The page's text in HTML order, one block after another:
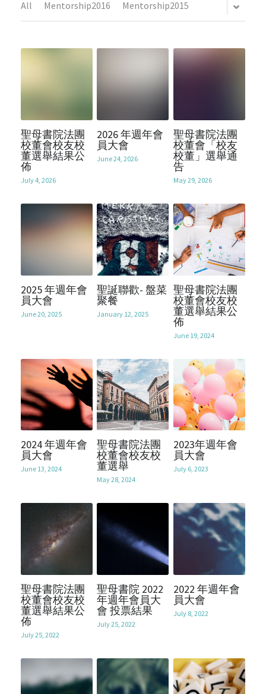
Alumni Foundation
2021
2017
2014
2013
Support Us
Contact Us
Submit
All Mentorship2016 Mentorship2015
聖母書院法團
校董會校友校
董選舉結果公
佈
July 4, 2026
2026 年週年會
員大會
June 24, 2026
聖母書院法團
校董會「校友
校董」選舉通
告
May 29, 2026
2025 年週年會
員大會
June 20, 2025
聖誕聯歡- 盤菜
聚餐
January 12, 2025
聖母書院法團
校董會校友校
董選舉結果公
佈
June 19, 2024
2024 年週年會
員大會
June 13, 2024
聖母書院法團
校董會校友校
董選舉
May 28, 2024
2023年週年會
員大會
July 6, 2023
聖母書院法團
校董會校友校
董選舉結果公
佈
July 25, 2022
聖母書院 2022
年週年會員大
會 投票結果
July 25, 2022
2022 年週年會
員大會
July 8, 2022
Mentorship2018
Mentorship2019
Mentorship2022
Mentorship2023
Mentorship2024
Mentorship2025
SocialInnovation2223
SocialInnovation2425
Mentorship2026